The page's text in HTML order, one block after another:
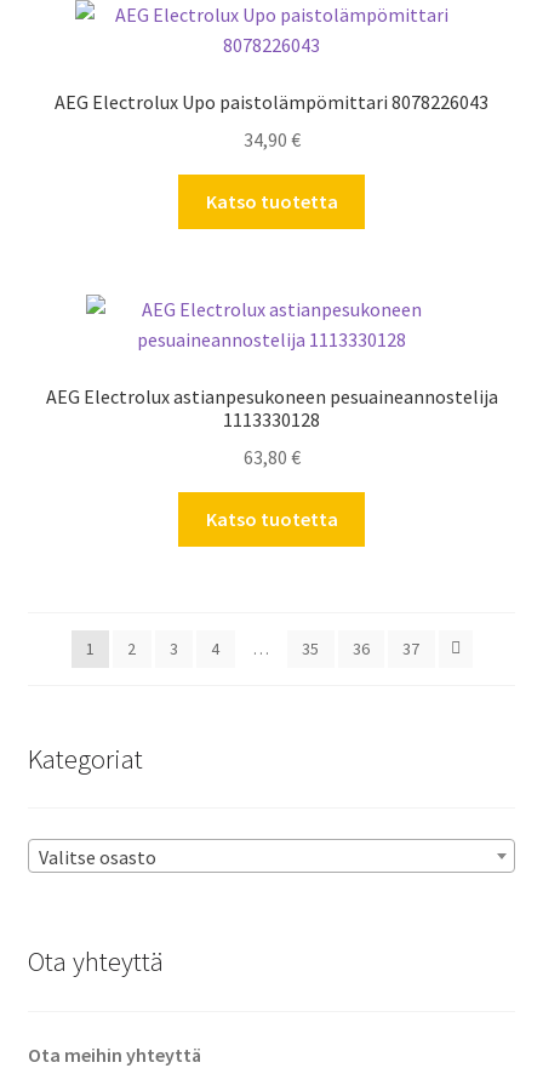
AEG Electrolux Upo paistolämpömittari 8078226043
34,90 €
Katso tuotetta
AEG Electrolux astianpesukoneen pesuaineannostelija
1113330128
63,80 €
Katso tuotetta
1 2 3 4 … 35 36 37
Kategoriat
Valitse osasto
Ota yhteyttä
Ota meihin yhteyttä